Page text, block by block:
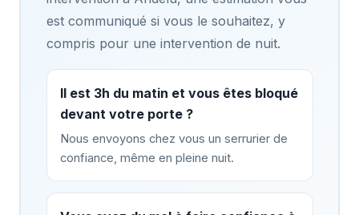
est communiqué si vous le souhaitez, y
compris pour une intervention de nuit.
Il est 3h du matin et vous êtes bloqué
devant votre porte ?
Nous envoyons chez vous un serrurier de
confiance, même en pleine nuit.